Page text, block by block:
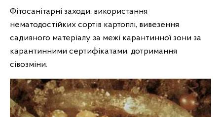
Фітосанітарні заходи: використання
нематодостійких сортів картоплі, вивезення
садивного матеріалу за межі карантинної зони за
карантинними сертифікатами, дотримання
сівозміни.